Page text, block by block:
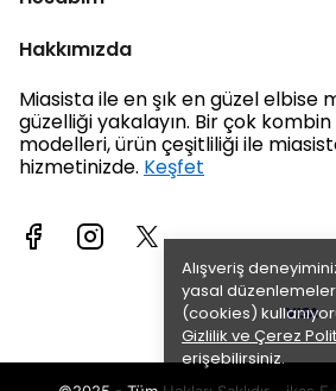
Alışveriş
yasal
(cookies)
Gizlilik ve Çerez
erişebilirsiniz.
Hakkımızda
Miasista ile en şık en güzel elbise
güzelliği yakalayın. Bir çok
modelleri, ürün çeşitliliği ile
hizmetinizde. Keşfet